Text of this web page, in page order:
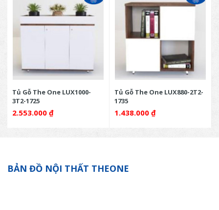
Tủ Gỗ The One LUX1000-
3T2-1725
2.553.000 ₫
Tủ Gỗ The One LUX880-2T2-
1735
1.438.000 ₫
BẢN ĐỒ NỘI THẤT THEONE